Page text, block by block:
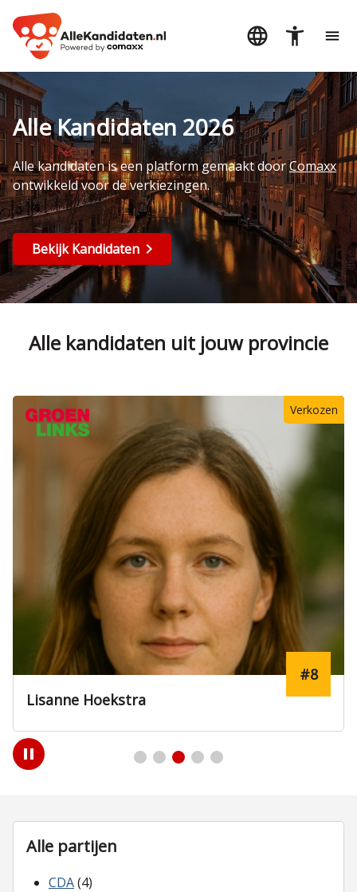
Alle Kandidaten 2026
Alle kandidaten is een platform gemaakt doorComaxx
ontwikkeld voor de verkiezingen.
Bekijk Kandidaten
Alle kandidaten uit jouw provincie
Verkozen
Lisanne Hoekstra
#8
Play
/
Alle partijen
CDA(4)